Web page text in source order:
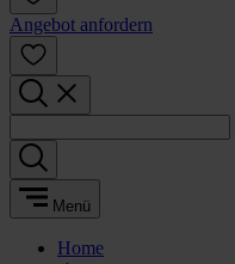
Angebot anfordern
Menü
Home